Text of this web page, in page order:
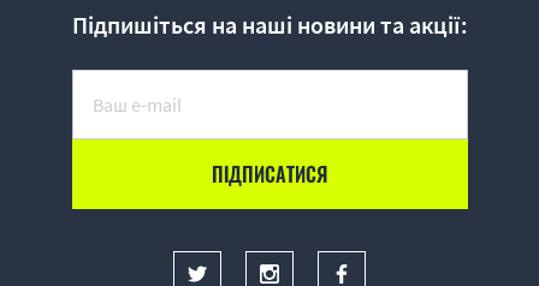
Підпишіться на наші новини та акції: